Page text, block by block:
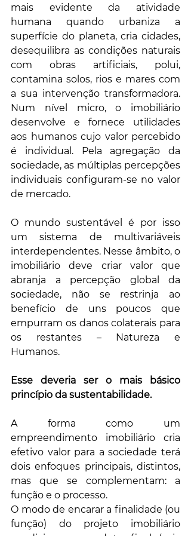
mais evidente da atividade
humana quando urbaniza a
superfície do planeta, cria cidades,
desequilibra as condições naturais
com obras artificiais, polui,
contamina solos, rios e mares com
a sua intervenção transformadora.
Num nível micro, o imobiliário
desenvolve e fornece utilidades
aos humanos cujo valor percebido
é individual. Pela agregação da
sociedade, as múltiplas percepções
individuais configuram-se no valor
de mercado.
O mundo sustentável é por isso
um sistema de multivariáveis
interdependentes. Nesse âmbito, o
imobiliário deve criar valor que
abranja a percepção global da
sociedade, não se restrinja ao
benefício de uns poucos que
empurram os danos colaterais para
os restantes – Natureza e
Humanos.
Esse deveria ser o mais básico
princípio da sustentabilidade.
A forma como um
empreendimento imobiliário cria
efetivo valor para a sociedade terá
dois enfoques principais, distintos,
mas que se complementam: a
função e o processo.
O modo de encarar a finalidade (ou
função) do projeto imobiliário